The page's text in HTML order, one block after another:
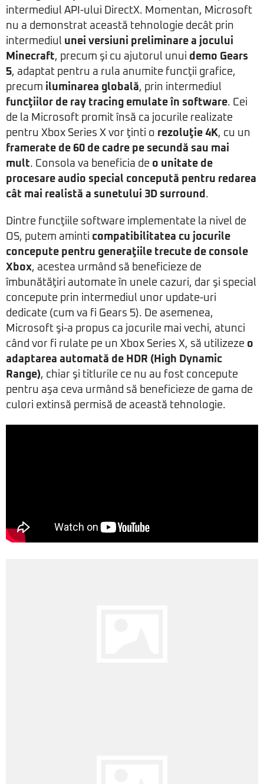
intermediul API-ului DirectX. Momentan, Microsoft
nu a demonstrat această tehnologie decât prin
intermediul unei versiuni preliminare a jocului
Minecraft, precum şi cu ajutorul unui demo Gears
5, adaptat pentru a rula anumite funcţii grafice,
precum iluminarea globală, prin intermediul
funcţiilor de ray tracing emulate în software. Cei
de la Microsoft promit însă ca jocurile realizate
pentru Xbox Series X vor ţinti o rezoluţie 4K, cu un
framerate de 60 de cadre pe secundă sau mai
mult. Consola va beneficia de o unitate de
procesare audio special concepută pentru redarea
cât mai realistă a sunetului 3D surround .
Dintre funcţiile software implementate la nivel de
OS, putem aminti compatibilitatea cu jocurile
concepute pentru generaţiile trecute de console
Xbox, acestea urmând să beneficieze de
îmbunătăţiri automate în unele cazuri, dar şi special
concepute prin intermediul unor update-uri
dedicate (cum va fi Gears 5). De asemenea,
Microsoft şi-a propus ca jocurile mai vechi, atunci
când vor fi rulate pe un Xbox Series X, să utilizeze o
adaptarea automată de HDR (High Dynamic
Range), chiar şi titlurile ce nu au fost concepute
pentru aşa ceva urmând să beneficieze de gama de
culori extinsă permisă de această tehnologie.